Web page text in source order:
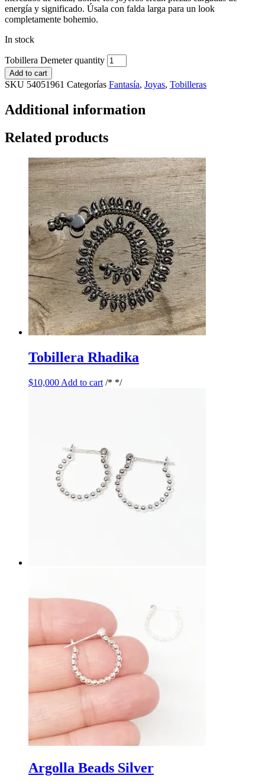
energía y significado. Úsala con falda larga para un look
completamente bohemio.
In stock
Tobillera Demeter quantity
Add to cart
SKU 54051961 Categorías Fantasía, Joyas, Tobilleras
Additional information
Related products
Tobillera Rhadika
$10,000 Add to cart /* */
Argolla Beads Silver